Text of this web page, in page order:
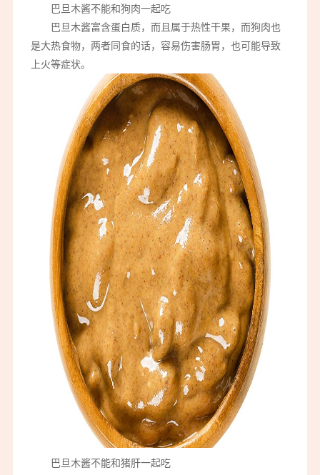
巴旦木酱不能和狗肉一起吃
巴旦木酱富含蛋白质，而且属于热性干果，而狗肉也
是大热食物，两者同食的话，容易伤害肠胃，也可能导致
上火等症状。
巴旦木酱不能和猪肝一起吃